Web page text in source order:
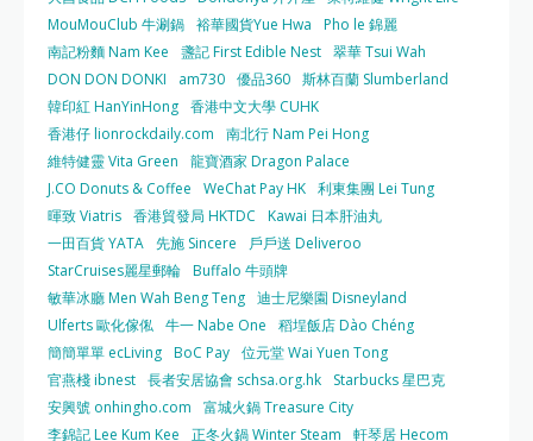
MouMouClub 牛涮鍋 裕華國貨Yue Hwa
Pho le 錦麗
南記粉麵 Nam Kee
盞記 First Edible Nest 翠華 Tsui Wah
DON DON DONKI
am730 優品360 斯林百蘭 Slumberland
韓印紅 HanYinHong 香港中文大學 CUHK
香港仔 lionrockdaily.com
南北行 Nam Pei Hong
維特健靈 Vita Green
龍寶酒家 Dragon Palace
J.CO Donuts & Coffee
WeChat Pay HK 利東集團 Lei Tung
暉致 Viatris 香港貿發局 HKTDC
Kawai 日本肝油丸
一田百貨 YATA 先施 Sincere
戶戶送 Deliveroo
StarCruises麗星郵輪 Buffalo 牛頭牌
敏華冰廳 Men Wah Beng Teng 迪士尼樂園 Disneyland
Ulferts 歐化傢俬 牛一 Nabe One
稻埕飯店 Dào Chéng
簡簡單單 ecLiving BoC Pay 位元堂 Wai Yuen Tong
官燕棧 ibnest 長者安居協會 schsa.org.hk
Starbucks 星巴克
安興號 onhingho.com
富城火鍋 Treasure City
李錦記 Lee Kum Kee
正冬火鍋 Winter Steam 軒琴居 Hecom